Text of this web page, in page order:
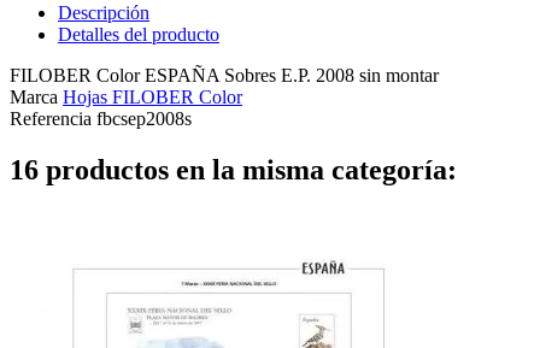
Descripción
Detalles del producto
FILOBER Color ESPAÑA Sobres E.P. 2008 sin montar
Marca Hojas FILOBER Color
Referencia fbcsep2008s
16 productos en la misma categoría: